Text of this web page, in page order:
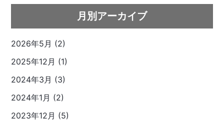
月別アーカイブ
2026年5月 (2)
2025年12月 (1)
2024年3月 (3)
2024年1月 (2)
2023年12月 (5)